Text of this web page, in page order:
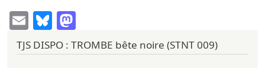
EmailBluesky
TJS DISPO : TROMBE bête noire (STNT 009)